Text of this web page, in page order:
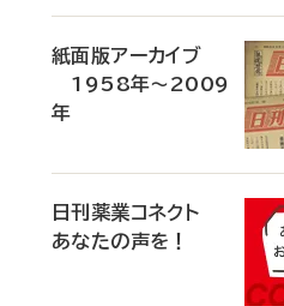
紙面版アーカイブ
1958年～2009
年
日刊薬業コネクト
あなたの声を！